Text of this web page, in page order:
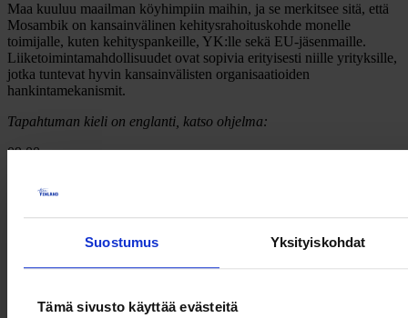
Suostumus Yksityiskohdat
Tämä sivusto käyttää evästeitä
Maa kuuluu maailman köyhimpiin maihin, ja se merkitsee sitä, että
Mosambik on kansainvälinen kehitysrahoituskohde monelle
toimijalle, kuten kehityspankeille, YK:lle sekä EU-jäsenmaille.
Liiketoimintamahdollisuudet ovat sopivia erityisesti niille yrityksille,
jotka tuntevat hyvin kansainvälisten organisaatioiden
hankintamekanismit.
Tapahtuman kieli on englanti, katso ohjelma:
09.00
Esa Rantanen
Business Network of the Finland Chamber of Commerce